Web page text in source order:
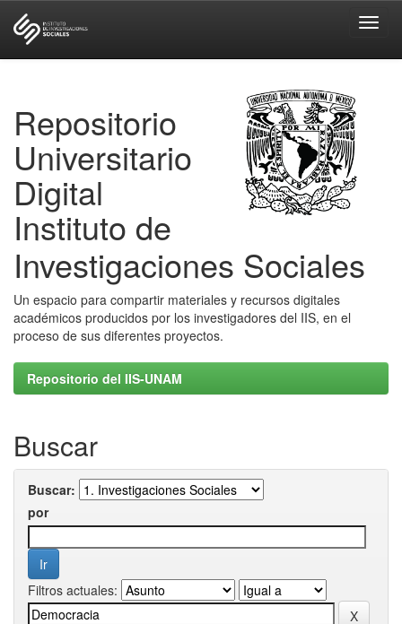
Repositorio
Universitario
Digital
Instituto de
Investigaciones Sociales
Un espacio para compartir materiales y recursos digitales
académicos producidos por los investigadores del IIS, en el
proceso de sus diferentes proyectos.
Repositorio del IIS-UNAM
Buscar
Buscar:
por
Filtros actuales: